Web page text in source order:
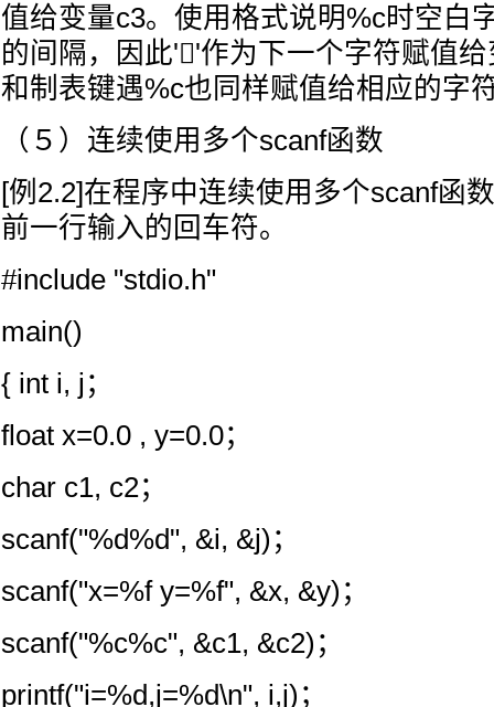
值给变量c3。使用格式说明%c时空白
的间隔，因此''作为下一个字符赋值
和制表键遇%c也同样赋值给相应的字
（５）连续使用多个scanf函数
[例2.2]在程序中连续使用多个scanf函
前一行输入的回车符。
#include "stdio.h"
main()
{ int i, j；
float x=0.0 , y=0.0；
char c1, c2；
scanf("%d%d", &i, &j)；
scanf("x=%f y=%f", &x, &y)；
scanf("%c%c", &c1, &c2)；
printf("i=%d,j=%d\n", i,j)；